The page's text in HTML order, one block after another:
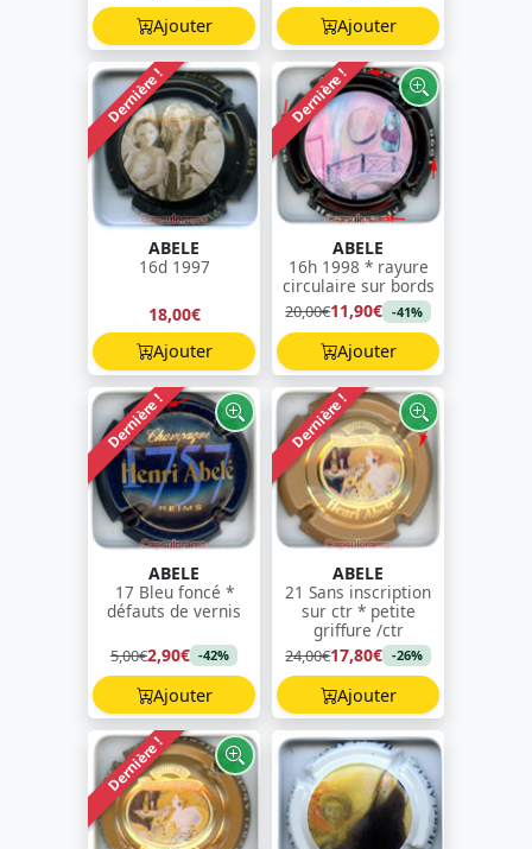
Ajouter Ajouter
Dernière !
ABELE
16d 1997
18,00€
Ajouter
Dernière !
ABELE
16h 1998 * rayure
circulaire sur bords
20,00€11,90€ -41%
Ajouter
Dernière !
ABELE
17 Bleu foncé *
défauts de vernis
5,00€2,90€ -42%
Ajouter
Dernière !
ABELE
21 Sans inscription
sur ctr * petite
griffure /ctr
24,00€17,80€ -26%
Ajouter
Dernière !